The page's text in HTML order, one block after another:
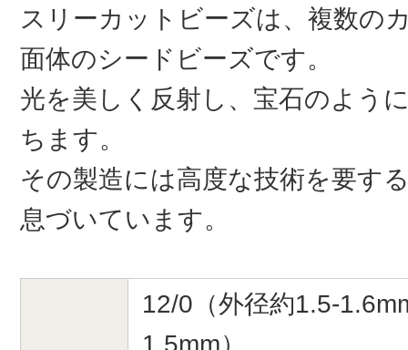
スリーカットビーズは、複数の
面体のシードビーズです。
光を美しく反射し、宝石のよう
ちます。
その製造には高度な技術を要す
息づいています。
12/0（外径約1.5-
1.5mm）